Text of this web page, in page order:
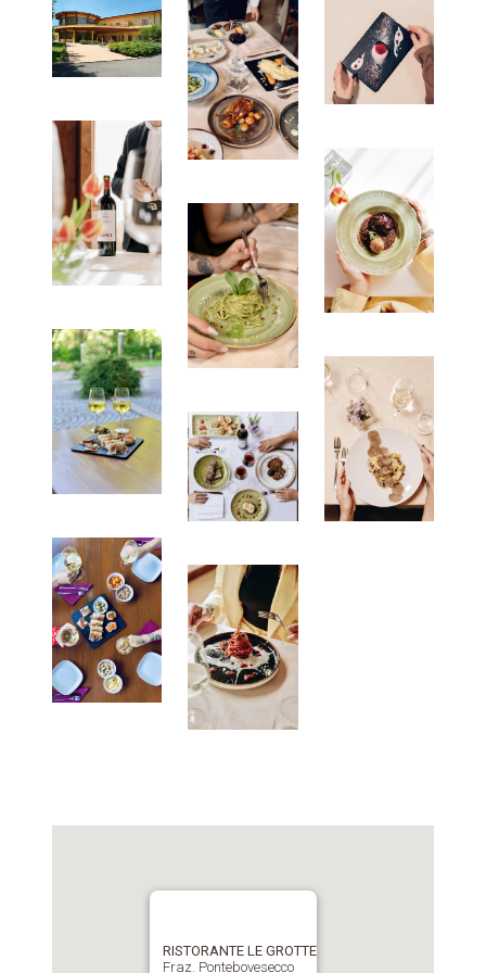
RISTORANTE LE GROTTE
Fraz. Pontebovesecco